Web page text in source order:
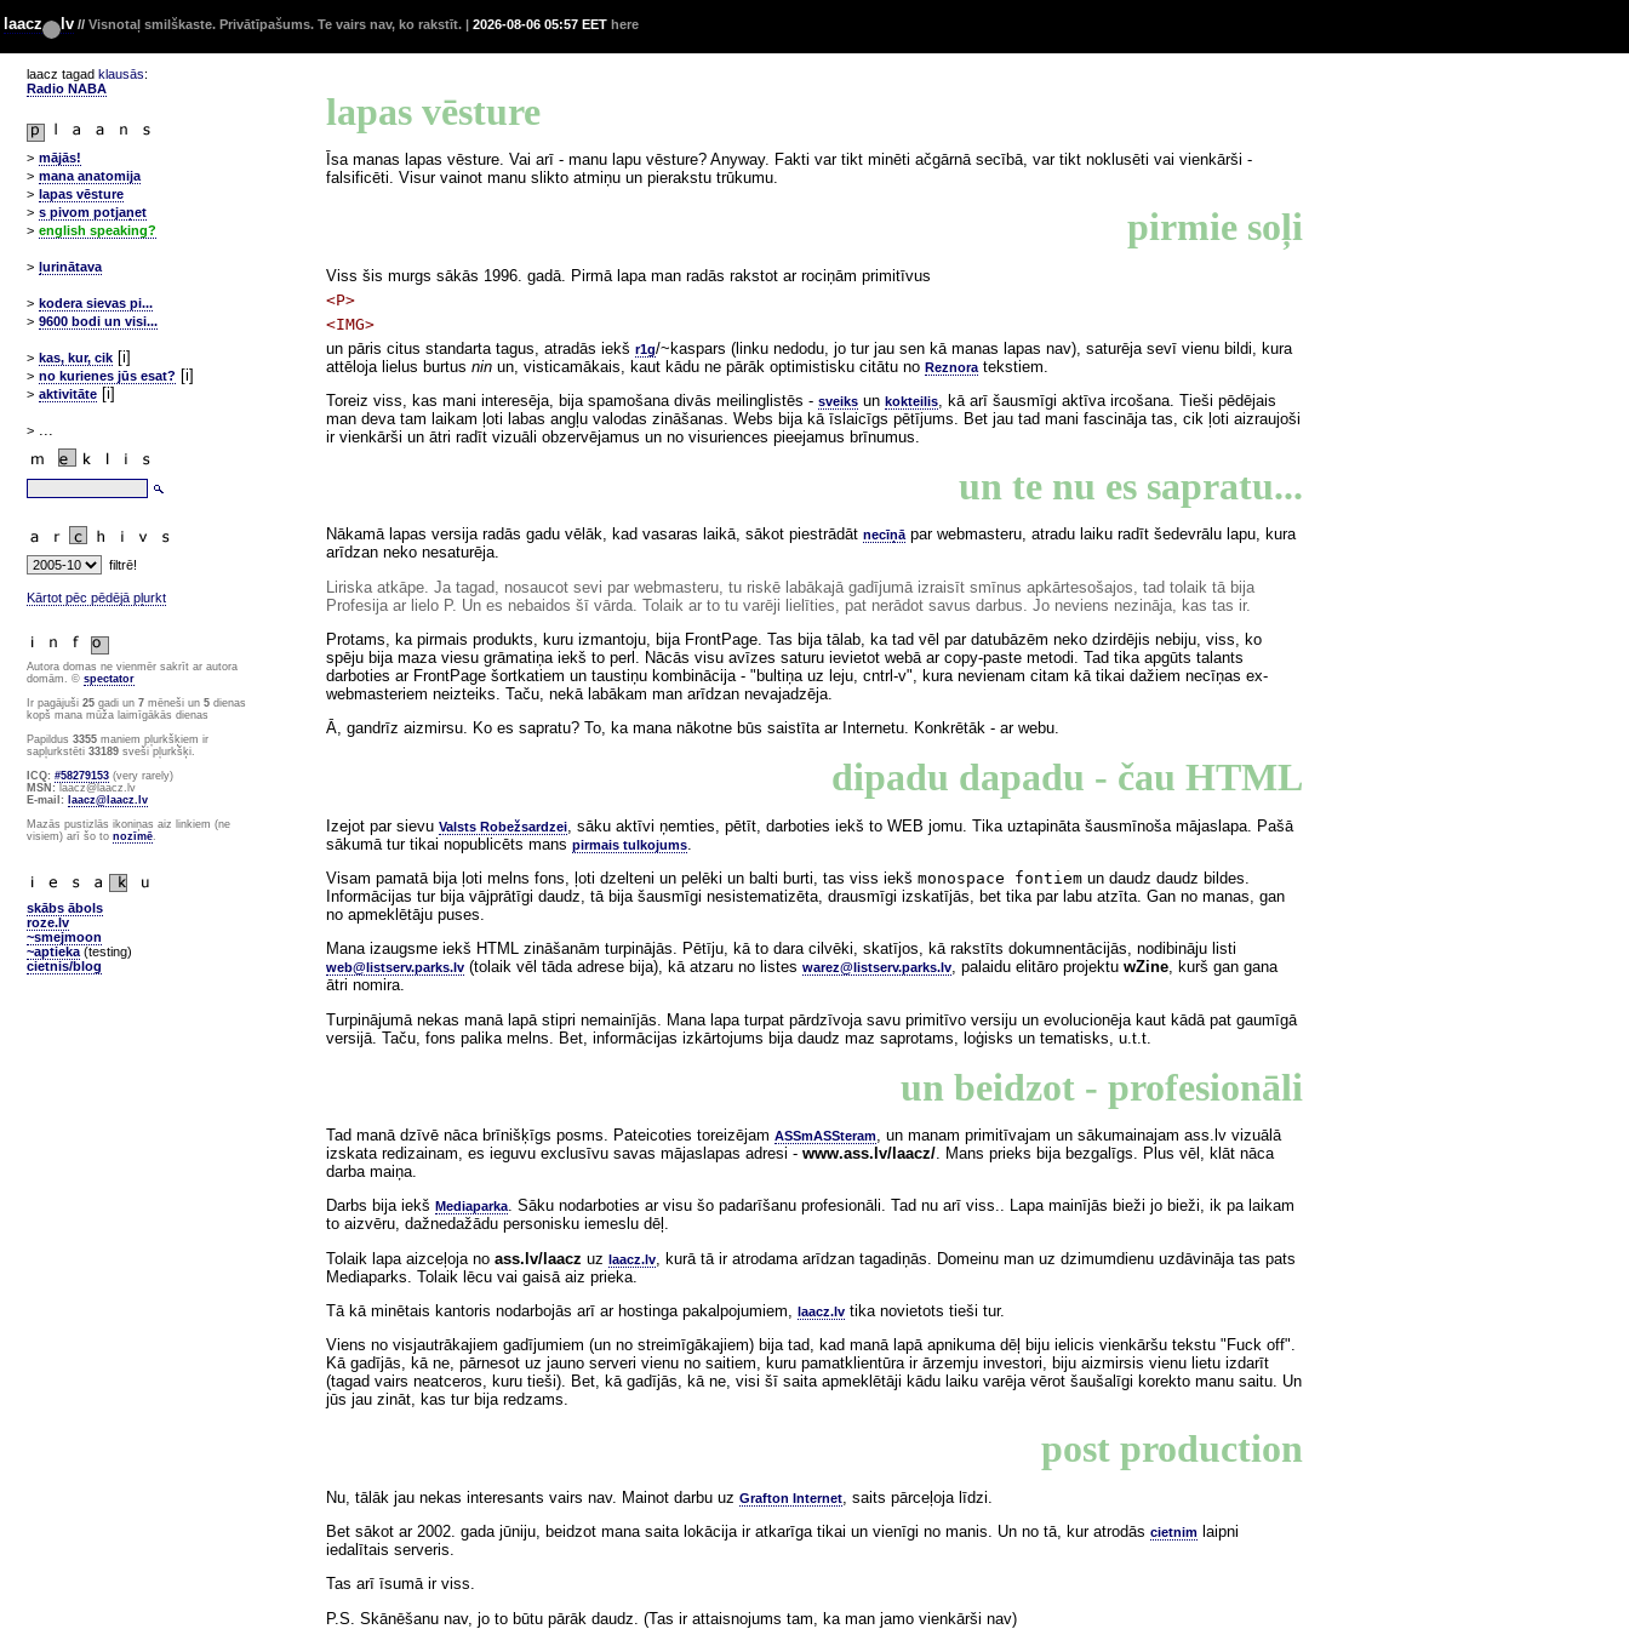
laacz lv // Visnotaļ smilškaste. Privātīpašums. Te vairs nav, ko rakstīt. | 2026-08-06 05:57 EET here
laacz tagad klausās:
Radio NABA
> mājās!
> mana anatomija
> lapas vēsture
> s pivom potjaņet
> english speaking?
> ļurinātava
> kodera sievas pi...
> 9600 bodi un visi...
> kas, kur, cik [i]
> no kurienes jūs esat? [i]
> aktivitāte [i]
> ...
Kārtot pēc pēdējā pļurkt
Autora domas ne vienmēr sakrīt ar autora
domām. © spectator
Ir pagājuši 25 gadi un 7 mēneši un 5 dienas
kopš mana mūža laimīgākās dienas
Papildus 3355 maniem pļurkšķiem ir
sapļurkstēti 33189 sveši pļurkšķi.
ICQ: #58279153 (very rarely)
MSN: laacz@laacz.lv
E-mail:
laacz@laacz.lv
Mazās pustizlās ikoniņas aiz linkiem (ne
visiem) arī šo to nozīmē.
skābs ābols
roze.lv
~smejmoon
~aptieka (testing)
cietnis/blog
lapas vēsture
Īsa manas lapas vēsture. Vai arī - manu lapu vēsture? Anyway. Fakti var tikt minēti ačgārnā secībā, var tikt noklusēti vai vienkārši -
falsificēti. Visur vainot manu slikto atmiņu un pierakstu trūkumu.
pirmie soļi
Viss šis murgs sākās 1996. gadā. Pirmā lapa man radās rakstot ar rociņām primitīvus
<P>
<IMG>
un pāris citus standarta tagus, atradās iekš r1g/~kaspars (linku nedodu, jo tur jau sen kā manas lapas nav), saturēja sevī vienu bildi, kura
attēloja lielus burtus nin un, visticamākais, kaut kādu ne pārāk optimistisku citātu no Reznora tekstiem.
Toreiz viss, kas mani interesēja, bija spamošana divās meilinglistēs - sveiks un kokteilis
, kā arī šausmīgi aktīva ircošana. Tieši pēdējais
man deva tam laikam ļoti labas angļu valodas zināšanas. Webs bija kā īslaicīgs pētījums. Bet jau tad mani fascināja tas, cik ļoti aizraujoši
ir vienkārši un ātri radīt vizuāli obzervējamus un no visuriences pieejamus brīnumus.
un te nu es sapratu...
Nākamā lapas versija radās gadu vēlāk, kad vasaras laikā, sākot piestrādāt necīņāpar webmasteru, atradu laiku radīt šedevrālu lapu, kura
arīdzan neko nesaturēja.
Liriska atkāpe. Ja tagad, nosaucot sevi par webmasteru, tu riskē labākajā gadījumā izraisīt smīnus apkārtesošajos, tad tolaik tā bija
Profesija ar lielo P. Un es nebaidos šī vārda. Tolaik ar to tu varēji lielīties, pat nerādot savus darbus. Jo neviens nezināja, kas tas ir.
Protams, ka pirmais produkts, kuru izmantoju, bija FrontPage. Tas bija tālab, ka tad vēl par datubāzēm neko dzirdējis nebiju, viss, ko
spēju bija maza viesu grāmatiņa iekš to perl. Nācās visu avīzes saturu ievietot webā ar copy-paste metodi. Tad tika apgūts talants
darboties ar FrontPage šortkatiem un taustiņu kombinācija - "bultiņa uz leju, cntrl-v", kura nevienam citam kā tikai dažiem necīņas ex-
webmasteriem neizteiks. Taču, nekā labākam man arīdzan nevajadzēja.
Ā, gandrīz aizmirsu. Ko es sapratu? To, ka mana nākotne būs saistīta ar Internetu. Konkrētāk - ar webu.
dipadu dapadu - čau HTML
Izejot par sievu Valsts Robežsardzei
, sāku aktīvi ņemties, pētīt, darboties iekš to WEB jomu. Tika uztapināta šausmīnoša mājaslapa. Pašā
sākumā tur tikai nopublicēts mans pirmais tulkojums
Visam pamatā bija ļoti melns fons, ļoti dzelteni un pelēki un balti burti, tas viss iekš monospace fontiem un daudz daudz bildes.
Informācijas tur bija vājprātīgi daudz, tā bija šausmīgi nesistematizēta, drausmīgi izskatījās, bet tika par labu atzīta. Gan no manas, gan
no apmeklētāju puses.
Mana izaugsme iekš HTML zināšanām turpinājās. Pētīju, kā to dara cilvēki, skatījos, kā rakstīts dokumnentācijās, nodibināju listi
web@listserv.parks.lv (tolaik vēl tāda adrese bija), kā atzaru no listes warez@listserv.parks.lv, palaidu elitāro projektu wZine, kurš gan gana
ātri nomira.
Turpinājumā nekas manā lapā stipri nemainījās. Mana lapa turpat pārdzīvoja savu primitīvo versiju un evolucionēja kaut kādā pat gaumīgā
versijā. Taču, fons palika melns. Bet, informācijas izkārtojums bija daudz maz saprotams, loģisks un tematisks, u.t.t.
un beidzot - profesionāli
Tad manā dzīvē nāca brīnišķīgs posms. Pateicoties toreizējam ASSmASSteram
, un manam primitīvajam un sākumainajam ass.lv vizuālā
izskata redizainam, es ieguvu exclusīvu savas mājaslapas adresi - www.ass.lv/laacz/ . Mans prieks bija bezgalīgs. Plus vēl, klāt nāca
darba maiņa.
Darbs bija iekš Mediaparka. Sāku nodarboties ar visu šo padarīšanu profesionāli. Tad nu arī viss.. Lapa mainījās bieži jo bieži, ik pa laikam
to aizvēru, dažnedažādu personisku iemeslu dēļ.
Tolaik lapa aizceļoja no ass.lv/laacz uz laacz.lv
, kurā tā ir atrodama arīdzan tagadiņās. Domeinu man uz dzimumdienu uzdāvināja tas pats
Mediaparks. Tolaik lēcu vai gaisā aiz prieka.
Tā kā minētais kantoris nodarbojās arī ar hostinga pakalpojumiem,
laacz.lv tika novietots tieši tur.
Viens no visjautrākajiem gadījumiem (un no streimīgākajiem) bija tad, kad manā lapā apnikuma dēļ biju ielicis vienkāršu tekstu "Fuck off".
Kā gadījās, kā ne, pārnesot uz jauno serveri vienu no saitiem, kuru pamatklientūra ir ārzemju investori, biju aizmirsis vienu lietu izdarīt
(tagad vairs neatceros, kuru tieši). Bet, kā gadījās, kā ne, visi šī saita apmeklētāji kādu laiku varēja vērot šaušalīgi korekto manu saitu. Un
jūs jau zināt, kas tur bija redzams.
post production
Nu, tālāk jau nekas interesants vairs nav. Mainot darbu uz Grafton Internet
, saits pārceļoja līdzi.
Bet sākot ar 2002. gada jūniju, beidzot mana saita lokācija ir atkarīga tikai un vienīgi no manis. Un no tā, kur atrodās cietnim laipni
iedalītais serveris.
Tas arī īsumā ir viss.
P.S. Skānēšanu nav, jo to būtu pārāk daudz. (Tas ir attaisnojums tam, ka man jamo vienkārši nav)